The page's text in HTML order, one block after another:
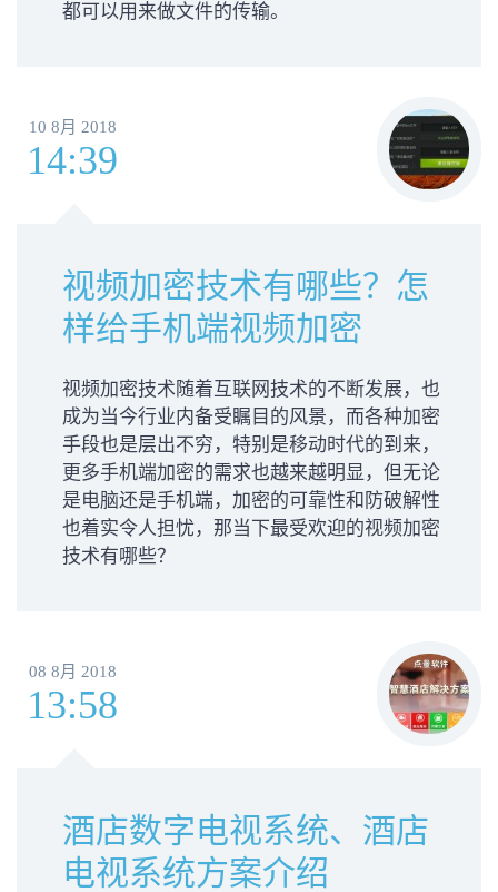
都可以用来做文件的传输。
10 8月 2018
14:39
视频加密技术有哪些？怎
样给手机端视频加密
视频加密技术随着互联网技术的不断发展，也
成为当今行业内备受瞩目的风景，而各种加密
手段也是层出不穷，特别是移动时代的到来，
更多手机端加密的需求也越来越明显，但无论
是电脑还是手机端，加密的可靠性和防破解性
也着实令人担忧，那当下最受欢迎的视频加密
技术有哪些？
08 8月 2018
13:58
酒店数字电视系统、酒店
电视系统方案介绍